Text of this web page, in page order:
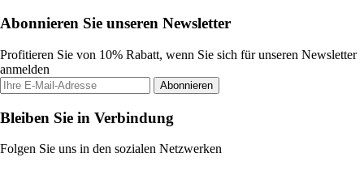
Abonnieren Sie unseren Newsletter
Profitieren Sie von 10% Rabatt, wenn Sie sich für unseren Newsletter
anmelden
Abonnieren
Bleiben Sie in Verbindung
Folgen Sie uns in den sozialen Netzwerken